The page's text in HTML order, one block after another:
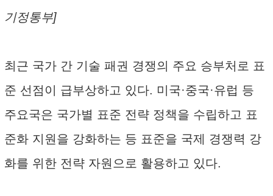
기정통부]
최근 국가 간 기술 패권 경쟁의 주요 승부처로 표
준 선점이 급부상하고 있다. 미국·중국·유럽 등
주요국은 국가별 표준 전략 정책을 수립하고 표
준화 지원을 강화하는 등 표준을 국제 경쟁력 강
화를 위한 전략 자원으로 활용하고 있다.